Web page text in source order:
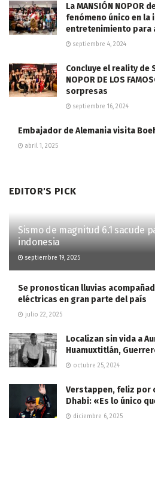
La MANSIÓN NOPOR
fenómeno único en la
entretenimiento para
septiembre 4, 2024
Concluye el reality de
NOPOR DE LOS
sorpresas
septiembre 16, 2024
Embajador de Alemania visita
abril 1, 2025
EDITOR'S PICK
Sismo de magnitud 6.1 sacude
indonesia
septiembre 19, 2025
Se pronostican lluvias
eléctricas en gran parte del país
julio 22, 2025
Localizan sin vida a
Huamuxtitlán,
octubre 25, 2024
Verstappen, feliz por
Dhabi: «Es lo único
diciembre 6, 2025